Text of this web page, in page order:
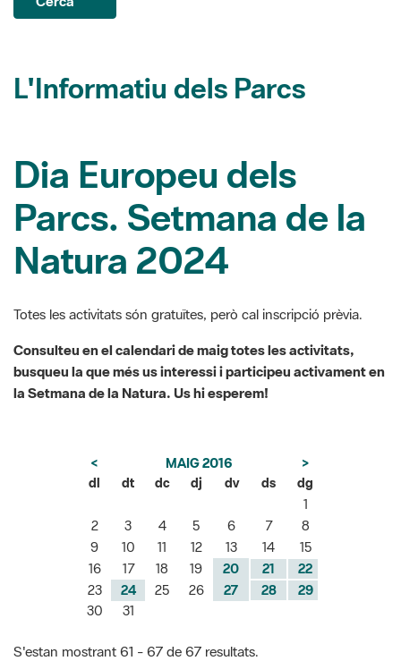
L'Informatiu dels Parcs
Dia Europeu dels
Parcs. Setmana de la
Natura 2024
Totes les activitats són gratuïtes, però cal inscripció prèvia.
Consulteu en el calendari de maig totes les activitats,
busqueu la que més us interessi i participeu activament en
la Setmana de la Natura. Us hi esperem!
< MAIG 2016
>
dl
dt dc dj dv ds
dg
1
2
3 4 5 6 7
8
9
10 11 12 13 14
15
16
17 18 19 20 21
22
23
24 25 26 27 28
29
30
31
S'estan mostrant 61 - 67 de 67 resultats.